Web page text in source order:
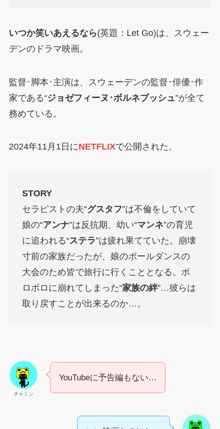
いつか笑いあえるなら(英題：Let Go)は、スウェー
デンのドラマ映画。
監督･脚本･主演は、スウェーデンの監督･俳優･作
家である“ジョゼフィーヌ･ボルネブッシュ”が全て
務めている。
2024年11月1日にNETFLIXで公開された。
STORY
セラピストの夫“グスタフ”は不倫をしていて
娘の“アンナ”は反抗期、幼い“マンネ”の育児
に追われる“ステラ”は疲れ果てていた。崩壊
寸前の家族だったが、娘のポールダンスの
大会のため皆で旅行に行くこととなる。ボ
ロボロに崩れてしまった“家族の絆”…彼らは
取り戻すことが出来るのか…。
チャミン
YouTubeに予告編もない…